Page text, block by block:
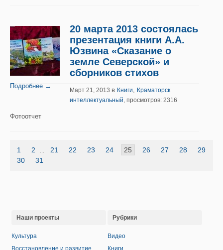
Подробнее →
20 марта 2013 состоялась
презентация книги А.А.
Юзвина «Сказание о
земле Северской» и
сборников стихов
Март 21, 2013 в Книги, Краматорск
интеллектуальный, просмотров: 2316
Фотоотчет
1 2 21 22 23 24 25 26 27 28
29
30
31
Наши проекты
Культура
Восстановление и развитие
Рубрики
Видео
Книги